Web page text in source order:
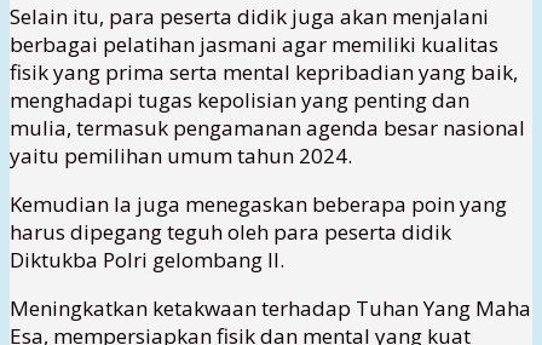
Selain itu, para peserta didik juga akan menjalani
berbagai pelatihan jasmani agar memiliki kualitas
fisik yang prima serta mental kepribadian yang baik,
menghadapi tugas kepolisian yang penting dan
mulia, termasuk pengamanan agenda besar nasional
yaitu pemilihan umum tahun 2024.
Kemudian Ia juga menegaskan beberapa poin yang
harus dipegang teguh oleh para peserta didik
Diktukba Polri gelombang II.
Meningkatkan ketakwaan terhadap Tuhan Yang Maha
Esa, mempersiapkan fisik dan mental yang kuat